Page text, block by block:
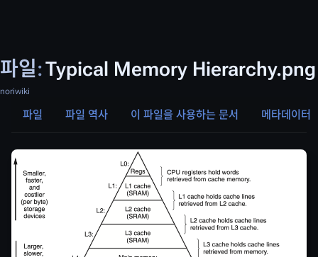
파일:Typical Memory Hierarchy.png
noriwiki
파일 파일 역사 이 파일을 사용하는 문서 메타데이터